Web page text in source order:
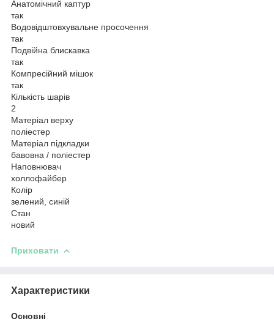
Анатомічний каптур
так
Водовідштовхувальне просочення
так
Подвійна блискавка
так
Компресійний мішок
так
Кількість шарів
2
Матеріал верху
поліестер
Матеріал підкладки
бавовна / поліестер
Наповнювач
холлофайбер
Колір
зелений, синій
Стан
новий
Приховати
Характеристики
Основні